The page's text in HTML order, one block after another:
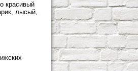
красивый
лысый,